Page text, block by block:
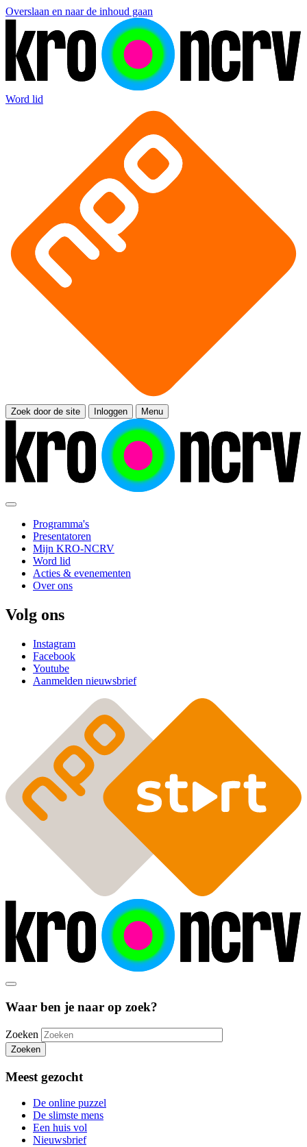
Overslaan en naar de inhoud gaan
Word lid
Zoek door de site Inloggen Menu
Programma's
Presentatoren
Mijn KRO-NCRV
Word lid
Acties & evenementen
Over ons
Volg ons
Instagram
Facebook
Youtube
Aanmelden nieuwsbrief
Waar ben je naar op zoek?
Zoeken
Zoeken
Meest gezocht
De online puzzel
De slimste mens
Een huis vol
Nieuwsbrief